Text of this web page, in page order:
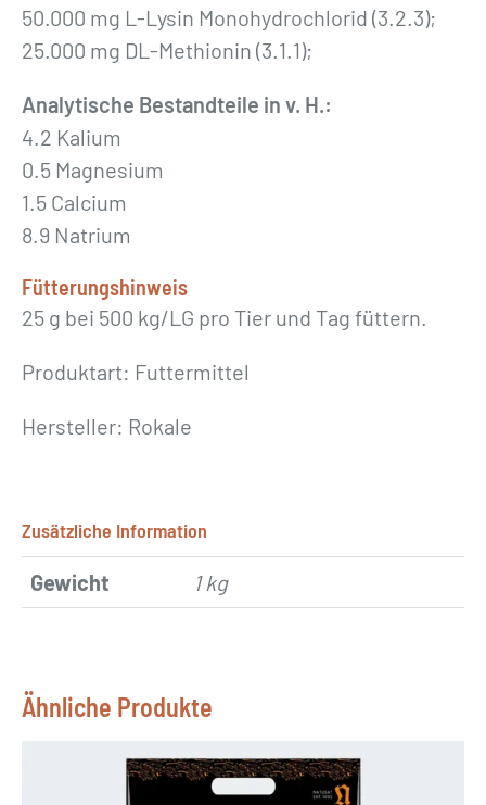
50.000 mg L-Lysin Monohydrochlorid (3.2.3);
25.000 mg DL-Methionin (3.1.1);
Analytische Bestandteile in v. H.:
4.2 Kalium
0.5 Magnesium
1.5 Calcium
8.9 Natrium
Fütterungshinweis
25 g bei 500 kg/LG pro Tier und Tag füttern.
Produktart: Futtermittel
Hersteller: Rokale
Zusätzliche Information
Gewicht 1 kg
Ähnliche Produkte